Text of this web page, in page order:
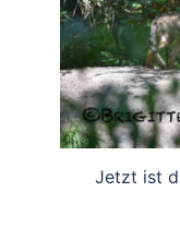
Jetzt ist